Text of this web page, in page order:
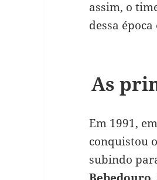
assim, o
dessa época
As
Em 1991,
conquistou
subindo